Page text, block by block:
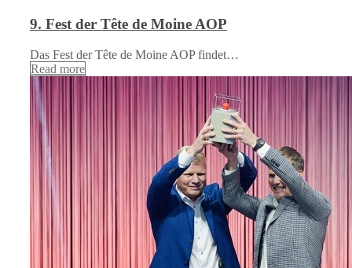
9. Fest der Tête de Moine AOP
Das Fest der Tête de Moine AOP findet…
Read more